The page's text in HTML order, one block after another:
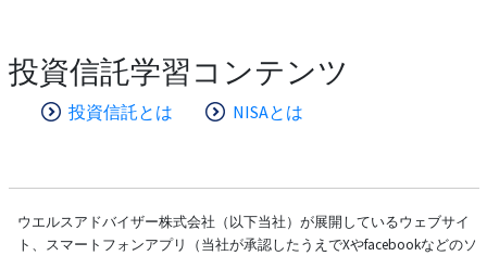
投資信託学習コンテンツ
投資信託とは NISAとは
ウエルスアドバイザー株式会社（以下当社）が展開しているウェブサイ
ト、スマートフォンアプリ（当社が承認したうえでXやfacebookなどのソ